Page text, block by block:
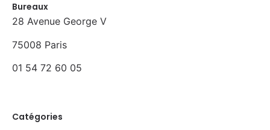
Bureaux
28 Avenue George V
75008 Paris
01 54 72 60 05
Catégories